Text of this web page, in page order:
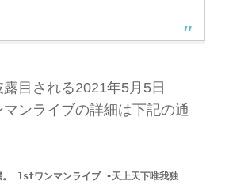
目される2021年5月5日
マンライブの詳細は下記の通
。 1stワンマンライブ -天上天下唯我独